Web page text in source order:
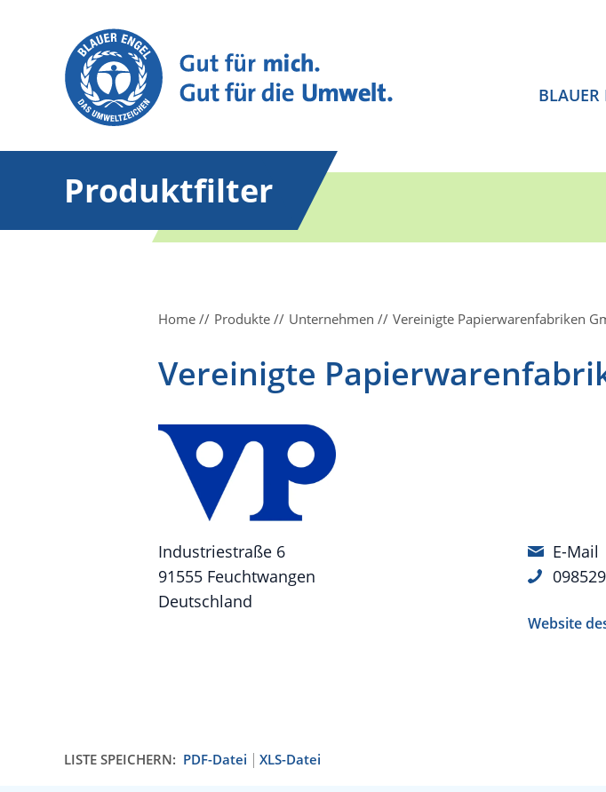
BLAUER
Produktfilter
Home Produkte Unternehmen Vereinigte Papierwarenfabriken
Vereinigte
Industriestraße 6
91555 Feuchtwangen
Deutschland
E-Mail
Website
LISTE SPEICHERN: PDF-Datei XLS-Datei